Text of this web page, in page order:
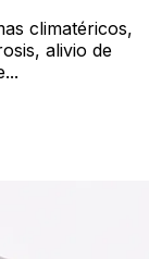
climatéricos,
alivio de